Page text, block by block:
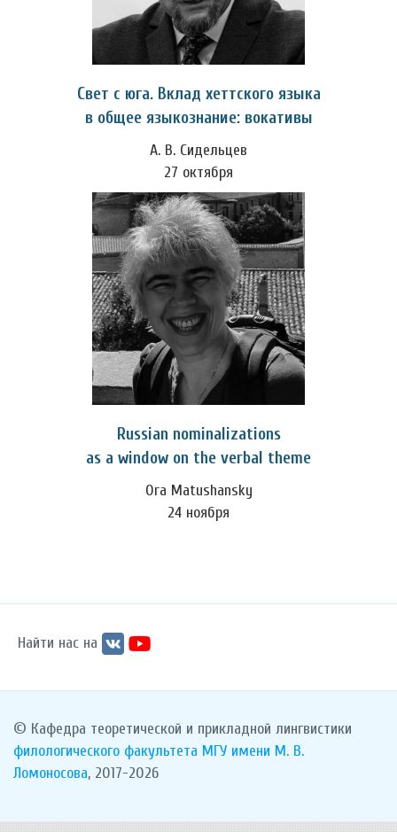
Свет с юга. Вклад хеттского языка
в общее языкознание: вокативы
А. В. Сидельцев
27 октября
Russian nominalizations
as a window on the verbal theme
Ora Matushansky
24 ноября
Найти нас на
© Кафедра теоретической и прикладной лингвистики
филологического факультета МГУ имени М. В.
Ломоносова, 2017-2026